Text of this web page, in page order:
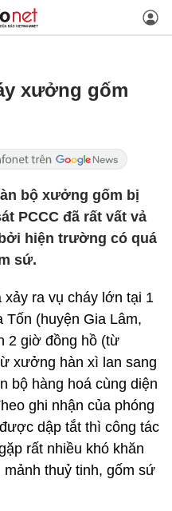
xưởng gốm
bộ xưởng gốm bị
PCCC đã rất vất vả
hiện trường có quá
sứ.
xảy ra vụ cháy lớn tại 1
(huyện Gia Lâm,
2 giờ đồng hồ (từ
xưởng hàn xì lan sang
bộ hàng hoá cùng diện
ghi nhận của phóng
dập tắt thì công tác
rất nhiều khó khăn
thuỷ tinh, gốm sứ